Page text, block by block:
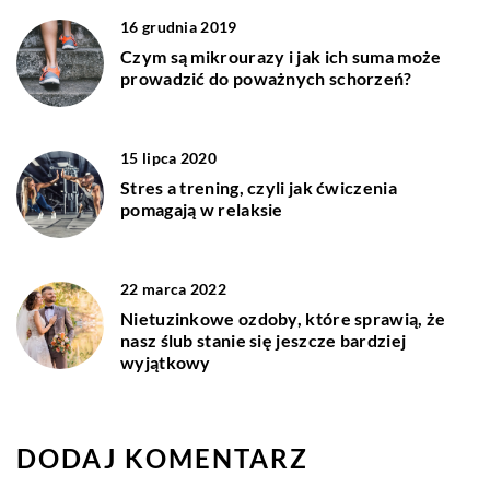
16 grudnia 2019
Czym są mikrourazy i jak ich suma może
prowadzić do poważnych schorzeń?
15 lipca 2020
Stres a trening, czyli jak ćwiczenia
pomagają w relaksie
22 marca 2022
Nietuzinkowe ozdoby, które sprawią, że
nasz ślub stanie się jeszcze bardziej
wyjątkowy
DODAJ KOMENTARZ